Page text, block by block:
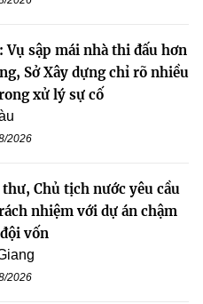
Vụ sập mái nhà thi đấu hơn
Sở Xây dựng chỉ rõ nhiều
xử lý sự cố
2026
Chủ tịch nước yêu cầu
nhiệm với dự án chậm
vốn
2026